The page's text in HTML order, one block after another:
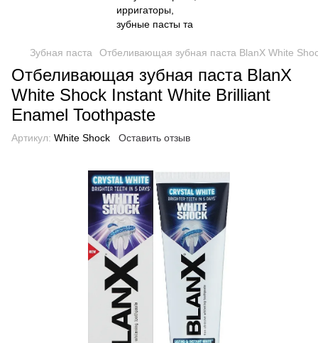
Зубная паста Отбеливающая зубная паста BlanX White
Отбеливающая зубная паста BlanX
White Shock Instant White Brilliant
Enamel Toothpaste
Артикул: White Shock Оставить отзыв